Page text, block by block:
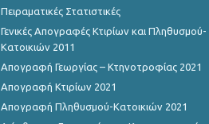
Οκτωβρίου 2022
Σεπτεμβρίου 2022
Αυγούστου 2022
Ιουλίου 2022
Ιουνίου 2022
Πειραματικές Στατιστικές
Γενικές Απογραφές Κτιρίων και Πληθυσμού-
Κατοικιών 2011
Απογραφή Γεωργίας – Κτηνοτροφίας 2021
Απογραφή Κτιρίων 2021
Απογραφή Πληθυσμού-Κατοικιών 2021